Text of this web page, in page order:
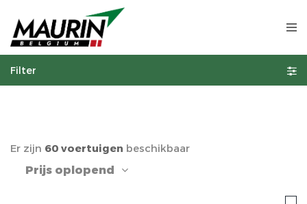
Filter
Er zijn 60 voertuigen beschikbaar
Prijs oplopend